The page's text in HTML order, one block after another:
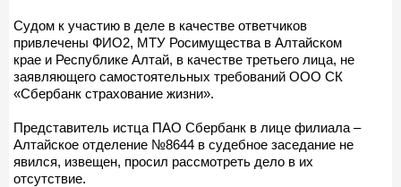
Судом к участию в деле в качестве ответчиков
привлечены ФИО2, МТУ Росимущества в Алтайском
крае и Республике Алтай, в качестве третьего лица, не
заявляющего самостоятельных требований ООО СК
«Сбербанк страхование жизни».
Представитель истца ПАО Сбербанк в лице филиала –
Алтайское отделение №8644 в судебное заседание не
явился, извещен, просил рассмотреть дело в их
отсутствие.